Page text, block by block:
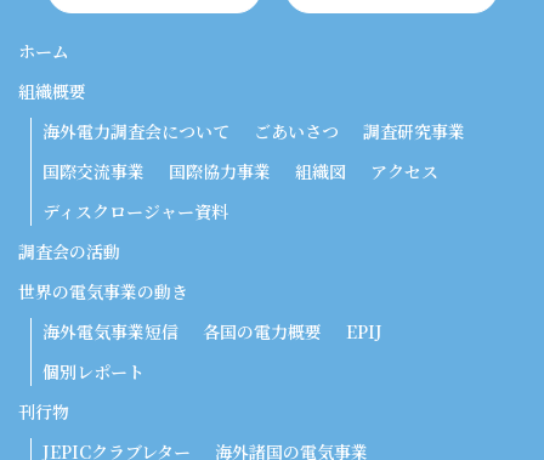
ホーム
組織概要
海外電力調査会について
ごあいさつ
調査研究事業
国際交流事業
国際協力事業 組織図
アクセス
ディスクロージャー資料
調査会の活動
世界の電気事業の動き
海外電気事業短信
各国の電力概要
EPIJ
個別レポート
刊行物
JEPICクラブレター
海外諸国の電気事業